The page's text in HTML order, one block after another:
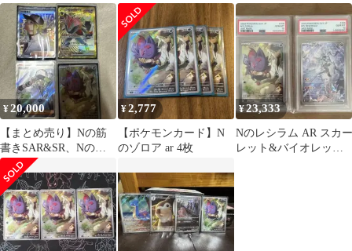
クロム ar メガドリーム
ミーARあり
AR 210/193
¥20,000
【まとめ売り】Nの筋
書きSAR&SR、Nのゾ
ロアークUR、Nのゾロ
ア4枚セット
¥2,777
【ポケモンカード】N
のゾロア ar 4枚
¥23,333
Nのレシラム AR スカー
レット&バイオレット